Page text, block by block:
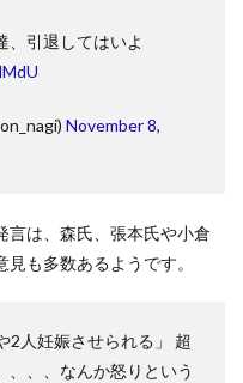
、引退してはいよ
November 8,
言は、森氏、張本氏や小倉
見も多数あるようです。
2人妊娠させられる」 超
、、、なんか怒りという